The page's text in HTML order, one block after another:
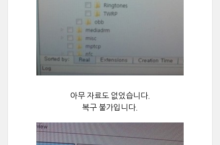
아무 자료도 없었습니다.
복구 불가입니다.